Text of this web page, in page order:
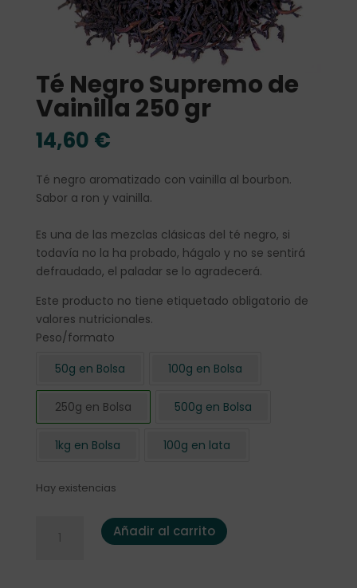
Té Negro Supremo de
Vainilla 250 gr
14,60 €
Té negro aromatizado con vainilla al bourbon.
Sabor a ron y vainilla.
Es una de las mezclas clásicas del té negro, si
todavía no la ha probado, hágalo y no se sentirá
defraudado, el paladar se lo agradecerá.
Este producto no tiene etiquetado obligatorio de
valores nutricionales.
Peso/formato
50g en Bolsa
100g en Bolsa
250g en Bolsa 500g en Bolsa
1kg en Bolsa 100g en lata
Hay existencias
Té Negro Supremo de Vainilla 250 gr cantidad
Añadir al carrito